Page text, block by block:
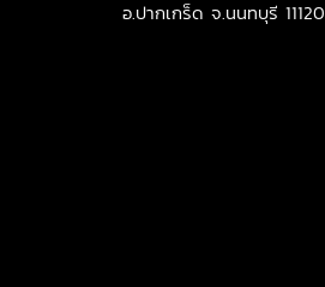
อ.ปากเกร็ด จ.นนทบุรี 11120